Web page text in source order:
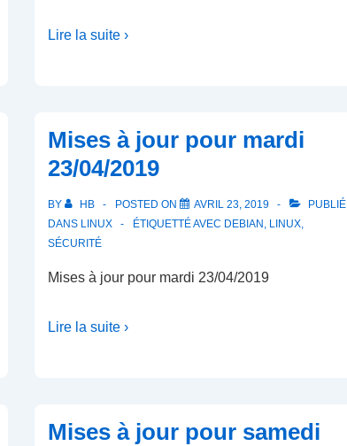
Lire la suite ›
Mises à jour pour mardi
23/04/2019
BY HB POSTED ON AVRIL 23, 2019
PUBLIÉ
DANS LINUX ÉTIQUETTÉ AVEC DEBIAN , LINUX,
SÉCURITÉ
Mises à jour pour mardi 23/04/2019
Lire la suite ›
Mises à jour pour samedi